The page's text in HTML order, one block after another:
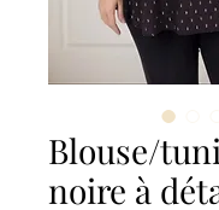
Blouse/
noire à